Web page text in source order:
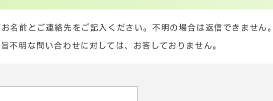
名前とご連絡先をご記入ください。不明の場合は返信できません。
不明な問い合わせに対しては、お答しておりません。